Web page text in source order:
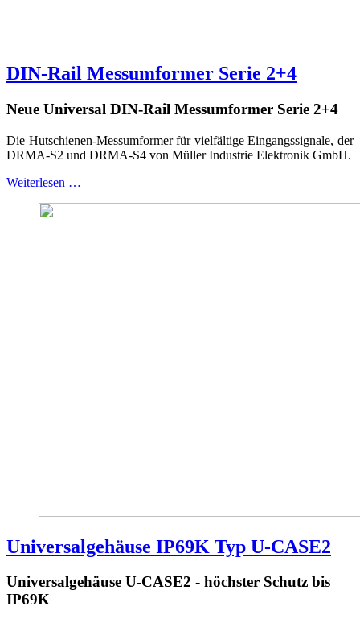
DIN-Rail Messumformer Serie 2+4
Neue Universal DIN-Rail Messumformer Serie 2+4
Die Hutschienen-Messumformer für vielfältige Eingangssignale, der
DRMA-S2 und DRMA-S4 von Müller Industrie Elektronik GmbH.
Weiterlesen …
Universalgehäuse IP69K Typ U-CASE2
Universalgehäuse U-CASE2 - höchster Schutz bis
IP69K